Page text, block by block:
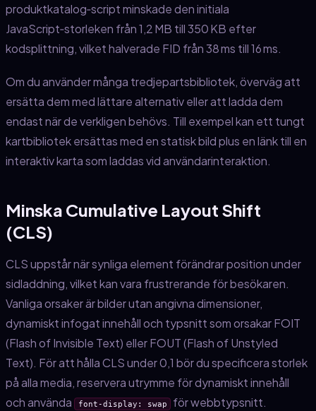
produktkatalog‑script minskade den initiala
JavaScript‑storleken från 1,2 MB till 350 KB efter
kodsplittning, vilket halverade FID från 38 ms till 16 ms.
Om du använder många tredjepartsbibliotek, överväg att
ersätta dem med lättare alternativ eller att ladda dem
endast när de verkligen behövs. Till exempel kan ett tungt
kartbibliotek ersättas med en statisk bild plus en länk till en
interaktiv karta som laddas vid användarinteraktion.
Minska Cumulative Layout Shift
(CLS)
CLS uppstår när synliga element förändrar position under
sidladdning, vilket kan vara frustrerande för besökaren.
Vanliga orsaker är bilder utan angivna dimensioner,
dynamiskt infogat innehåll och typsnitt som orsakar FOIT
(Flash of Invisible Text) eller FOUT (Flash of Unstyled
Text). För att hålla CLS under 0,1 bör du specificera storlek
på alla media, reservera utrymme för dynamiskt innehåll
och använda
font-display: swap för webbtypsnitt.